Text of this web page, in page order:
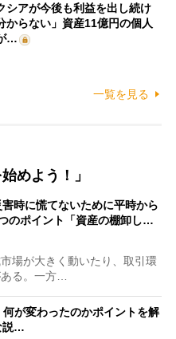
シアが今後も利益を出し続け
からない」資産11億円の個人
…
一覧を見る
めよう！」
害時に慌てないために平時から
のポイント「資産の棚卸し…
場が大きく動いたり、取引環
る。一方…
が変わったのかポイントを解
説…